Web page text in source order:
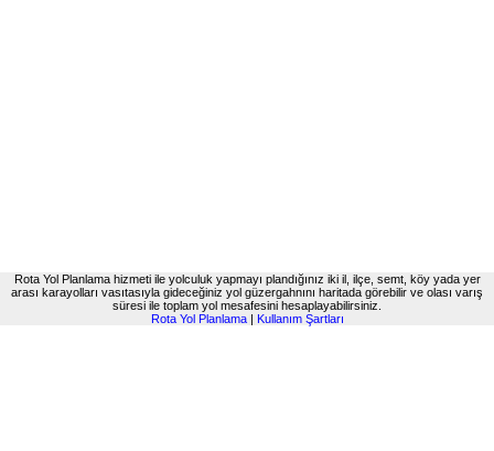
Rota Yol Planlama hizmeti ile yolculuk yapmayı plandığınız iki il, ilçe, semt, köy yada yer
arası karayolları vasıtasıyla gideceğiniz yol güzergahnını haritada görebilir ve olası varış
süresi ile toplam yol mesafesini hesaplayabilirsiniz.
Rota Yol Planlama| Kullanım Şartları